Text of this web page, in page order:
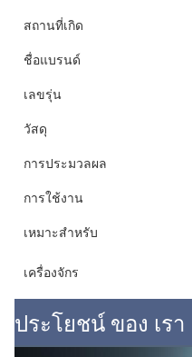
สถานที่เกิด
ชื่อแบรนด์
เลขรุ่น
วัสดุ
การประมวลผล
การใช้งาน
เหมาะสําหรับ
เครื่องจักร
ประโยชน์ ของ เรา